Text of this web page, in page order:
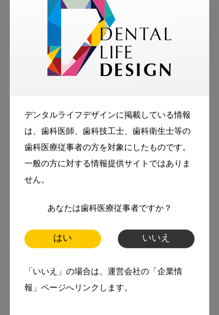
デンタルライフデザインに掲載している情報
は、歯科医師、歯科技工士、歯科衛生士等の
歯科医療従事者の方を対象にしたものです。
一般の方に対する情報提供サイトではありま
せん。
あなたは歯科医療従事者ですか？
はい いいえ
「いいえ」の場合は、運営会社の「企業情
報」ページへリンクします。
2010年 大阪大学歯学部附属歯科技工士学校卒
同年 株式会社アヘッドラボラトリーズ入社
がん専門病院の常駐の院内歯科技工士としては
エピテーゼ
放射線治療 歯科技工士
顎顔面補綴